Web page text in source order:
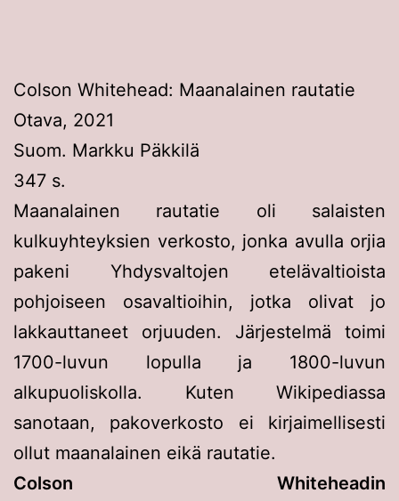
Colson Whitehead: Maanalainen rautatie
Otava, 2021
Suom. Markku Päkkilä
347 s.
Maanalainen rautatie oli salaisten
kulkuyhteyksien verkosto, jonka avulla orjia
pakeni Yhdysvaltojen etelävaltioista
pohjoiseen osavaltioihin, jotka olivat jo
lakkauttaneet orjuuden. Järjestelmä toimi
1700-luvun lopulla ja 1800-luvun
alkupuoliskolla. Kuten Wikipediassa
sanotaan, pakoverkosto ei kirjaimellisesti
ollut maanalainen eikä rautatie.
Colson Whiteheadin